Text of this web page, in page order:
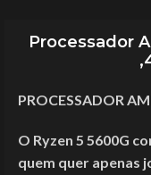
Processador
PROCESSADOR
O Ryzen 5 5600G
quem quer apenas